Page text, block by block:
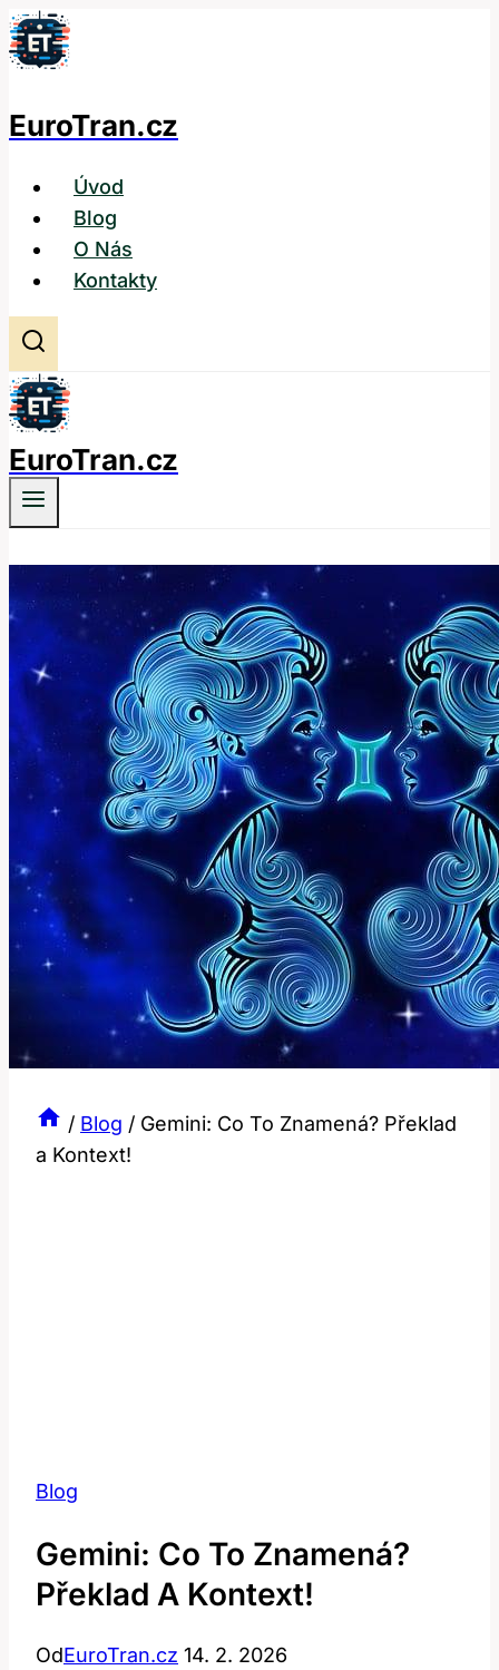
Přeskočit
na
EuroTran.cz
Úvod
Blog
O Nás
Kontakty
EuroTran.cz
/ Blog / Gemini: Co To Znamená? Překlad
a Kontext!
Blog
Gemini: Co To Znamená?
Překlad A Kontext!
OdEuroTran.cz 14. 2. 2026